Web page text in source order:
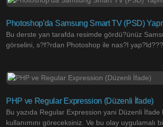
Photoshop'da Samsung Smart TV (PSD)
Bu derste yan tarafda resimde gördü?ünüz
görselini, s?f?rdan Photoshop ile nas?l
PHP ve Regular Expression (Düzenli İfade)
Bu yazıda Regular Expression yani Düzenli İfade
kullanımını göreceksiniz. Ve bu olay uygulamalı